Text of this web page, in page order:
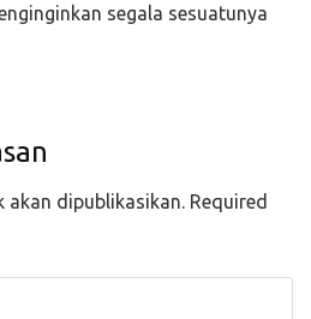
segala sesuatunya
dipublikasikan. Required